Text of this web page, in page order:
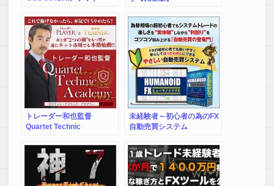
トレーダー和也監督
Quartet Technic
テクニック・アカデミー）
未経験者～初心者の為のFX
自動売買システム